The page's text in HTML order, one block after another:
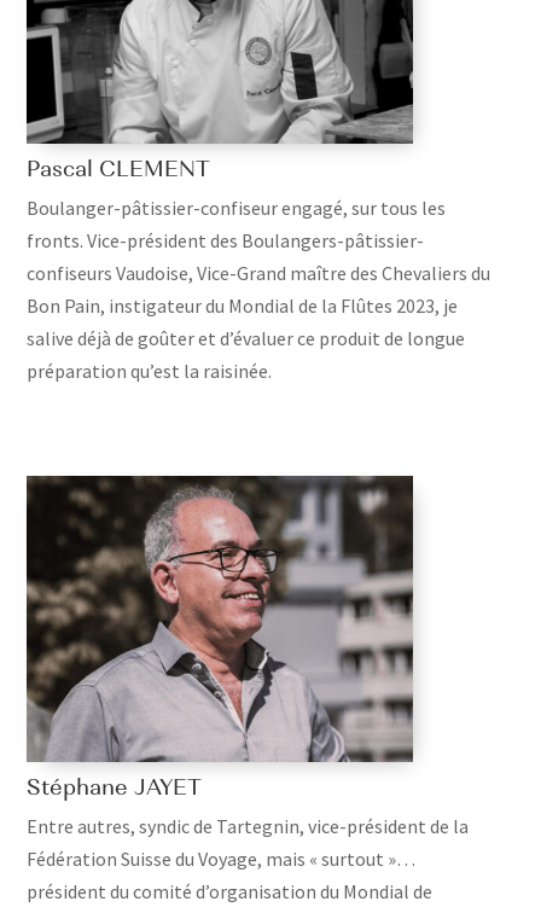
Pascal CLEMENT
Boulanger-pâtissier-confiseur engagé, sur tous les
fronts. Vice-président des Boulangers-pâtissier-
confiseurs Vaudoise, Vice-Grand maître des Chevaliers du
Bon Pain, instigateur du Mondial de la Flûtes 2023, je
salive déjà de goûter et d’évaluer ce produit de longue
préparation qu’est la raisinée.
Stéphane JAYET
Entre autres, syndic de Tartegnin, vice-président de la
Fédération Suisse du Voyage, mais « surtout »…
président du comité d’organisation du Mondial de